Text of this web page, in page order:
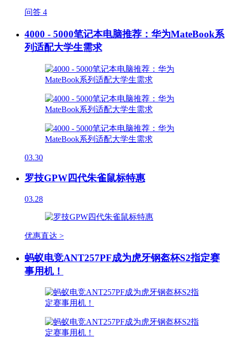
问答 4
4000 - 5000笔记本电脑推荐：华为MateBook系
列适配大学生需求
03.30
罗技GPW四代朱雀鼠标特惠
03.28
优惠直达 >
蚂蚁电竞ANT257PF成为虎牙钢盔杯S2指定赛
事用机！